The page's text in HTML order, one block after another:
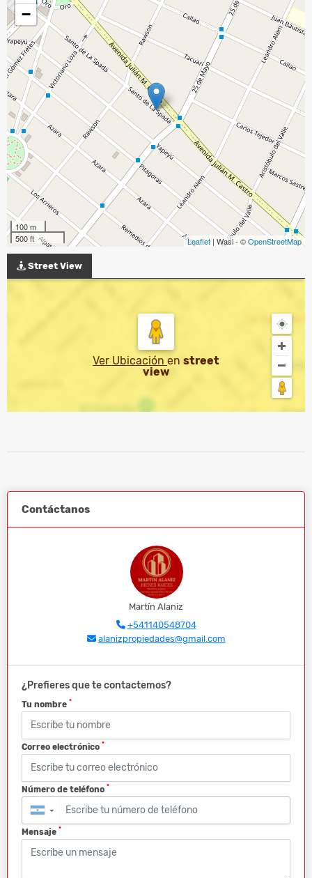
−
100 m
500 ft
Leaflet | Wasi - ©OpenStreetMap
Street View
Ver Ubicación en street
view
Contáctanos
Martín Alaniz
+541140548704
alanizpropiedades@gmail.com
¿Prefieres que te contactemos?
Tu nombre *
Correo electrónico *
Número de teléfono *
▼
Mensaje *